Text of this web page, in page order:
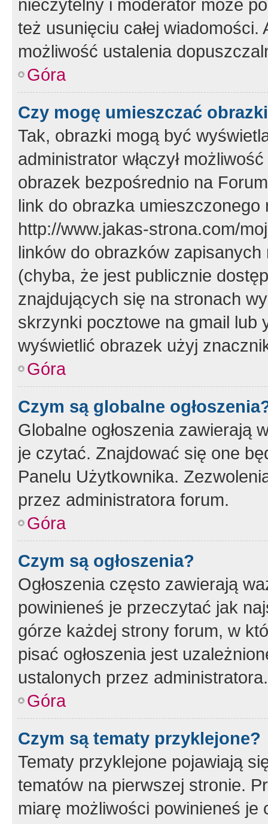
nieczytelny i moderator może
też usunięciu całej
możliwość ustalenia
Góra
Czy mogę umieszczać
Tak, obrazki mogą być
administrator włączył
obrazek bezpośrednio na
link do obrazka
http://www.jakas-strona.com/
linków do obrazków
(chyba, że jest publicznie
znajdujących się na stronach
skrzynki pocztowe na gmail lub
wyświetlić obrazek użyj
Góra
Czym są globalne
Globalne ogłoszenia zawierają
je czytać. Znajdować się one
Panelu Użytkownika.
przez administratora forum.
Góra
Czym są ogłoszenia?
Ogłoszenia często zawierają
powinieneś je przeczytać jak
górze każdej strony forum, w
pisać ogłoszenia jest
ustalonych przez administratora.
Góra
Czym są tematy przyklejone?
Tematy przyklejone pojawiają
tematów na pierwszej stronie.
miarę możliwości powinieneś je